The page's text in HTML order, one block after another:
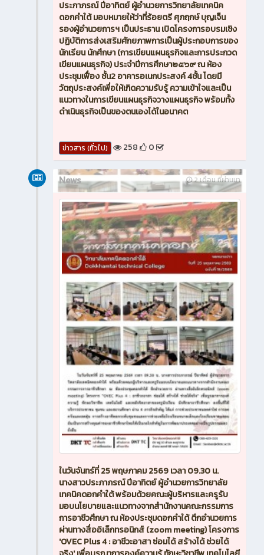
ประภาภรณ์ ปีอาทิตย์ ผู้อำนวยการวิทยาลัยเทคนิค
ดอกคำใต้ มอบหมายให้ว่าที่ร้อยตรี ศุภฤกษ์ บุญเจ็น
รองผู้อำนวยการฯ เป็นประธาน เปิดโครงการอบรมเชิง
ปฏิบัติการส่งเสริมศักยภาพการเป็นผู้ประกอบการของ
นักเรียน นักศึกษา (การเขียนแผนธุรกิจและการประกวด
เขียนแผนธุรกิจ) ประจำปีการศึกษา๒๕๖๙ ณ ห้อง
ประชุมเฟื่อง ชั้น2 อาคารอเนกประสงค์ 4ชั้น โดยมี
วัตถุประสงค์เพื่อให้เกิดความรับรู้ ความเข้าใจและเป็น
แนวทางในการเขียนแผนธุรกิจวางแผนธุรกิจ พร้อมทั้ง
ดำเนินธุรกิจเป็นของตนเองได้ในอนาคต
ข่าวสาร (ทั่วไป) 258 0
2 เดือน ที่ผ่านมา
News
ในวันจันทร์ที่ 25 พฤษภาคม 2569 เวลา 09.30 น.
นางสาวประภาภรณ์ ปีอาทิตย์ ผู้อำนวยการวิทยาลัย
เทคนิคดอกคำใต้ พร้อมด้วยคณะผู้บริหารและครูรับ
มอบนโยบายและแนวทางจากสำนักงานคณะกรรมการ
การอาชีวศึกษา ณ ห้องประชุมดอกคำใต้ ตึกอำนวยการ
ผ่านทางสื่ออิเล็กทรอนิกส์ (zoom meeting) โครงการ
'OVEC Plus 4 : อาชีวะอาสา ซ่อมได้ สร้างได้ ช่วยได้